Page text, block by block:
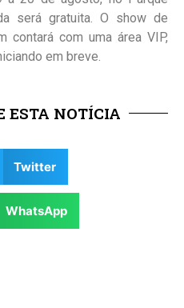
será gratuita. O show de
contará com uma área VIP,
em breve.
ESTA NOTÍCIA
Twitter
WhatsApp